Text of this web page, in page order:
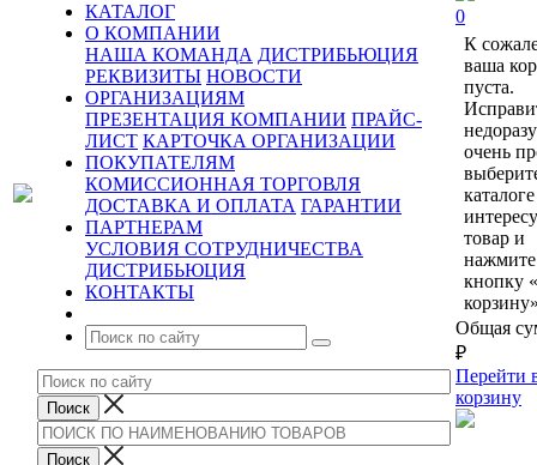
КАТАЛОГ
О КОМПАНИИ
НАША КОМАНДА ДИСТРИБЬЮЦИЯ
РЕКВИЗИТЫ НОВОСТИ
ОРГАНИЗАЦИЯМ
ПРЕЗЕНТАЦИЯ КОМПАНИИ ПРАЙС-
ЛИСТ КАРТОЧКА ОРГАНИЗАЦИИ
ПОКУПАТЕЛЯМ
КОМИССИОННАЯ ТОРГОВЛЯ
ДОСТАВКА И ОПЛАТА ГАРАНТИИ
ПАРТНЕРАМ
УСЛОВИЯ СОТРУДНИЧЕСТВА
ДИСТРИБЬЮЦИЯ
КОНТАКТЫ
0
К
ваша
пуста.
очень
каталоге
товар и
нажмите
кнопку
Общая
₽
Перейти
корзину